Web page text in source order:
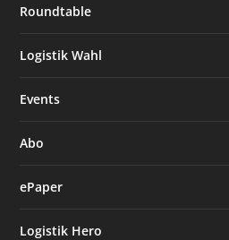
Roundtable
Logistik Wahl
Events
Abo
ePaper
Logistik Hero